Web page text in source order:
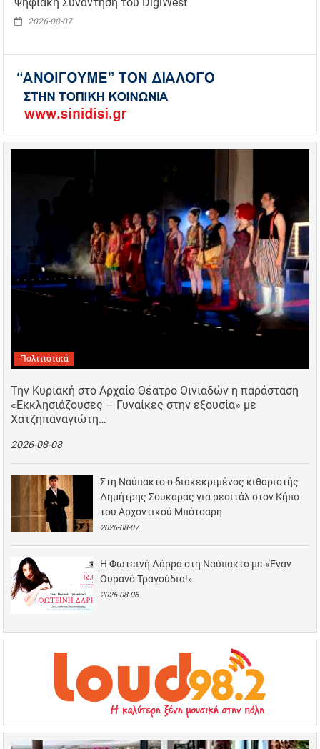
2026-08-07
Πολιτιστικά
Την Κυριακή στο Αρχαίο Θέατρο Οινιαδών η παράσταση
«Εκκλησιάζουσες – Γυναίκες στην εξουσία» με
Χατζηπαναγιώτη…
2026-08-08
Στη Ναύπακτο ο διακεκριμένος κιθαριστής
Δημήτρης Σουκαράς για ρεσιτάλ στον Κήπο
του Αρχοντικού Μπότσαρη
2026-08-07
Η Φωτεινή Δάρρα στη Ναύπακτο με «Έναν
Ουρανό Τραγούδια!»
2026-08-06